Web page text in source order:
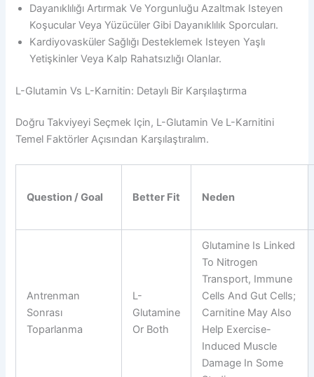
Dayanıklılığı Artırmak Ve Yorgunluğu Azaltmak Isteyen
Koşucular Veya Yüzücüler Gibi Dayanıklılık Sporcuları.
Kardiyovasküler Sağlığı Desteklemek Isteyen Yaşlı
Yetişkinler Veya Kalp Rahatsızlığı Olanlar.
L-Glutamin Vs L-Karnitin: Detaylı Bir Karşılaştırma
Doğru Takviyeyi Seçmek Için, L-Glutamin Ve L-Karnitini
Temel Faktörler Açısından Karşılaştıralım.
Question / Goal Better Fit Neden
Antrenman
Sonrası
Toparlanma
L-
Glutamine
Or Both
Glutamine Is Linked
To Nitrogen
Transport, Immune
Cells And Gut Cells;
Carnitine May Also
Help Exercise-
Induced Muscle
Damage In Some